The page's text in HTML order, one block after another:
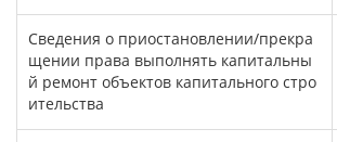
Сведения о приостановлении/прекра
щении права выполнять капитальны
й ремонт объектов капитального стро
ительства